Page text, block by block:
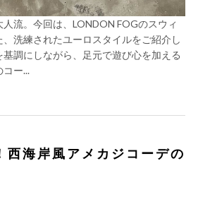
人流。今回は、LONDON FOGのスウィ
洗練されたユーロスタイルをご紹介し
調にしながら、足元で遊び心を加える
ー...
西海岸風アメカジコーデの